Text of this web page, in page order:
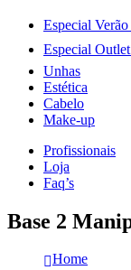
Especial
Especial
Unhas
Estética
Cabelo
Make-up
Profissionais
Loja
Faq’s
Base 2
Home